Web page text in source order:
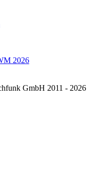
2026
GmbH 2011 - 2026